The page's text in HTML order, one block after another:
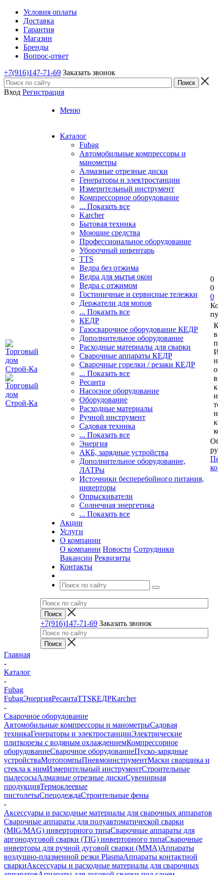
Условия оплаты
Доставка
Гарантия
Магазин
Бренды
Вопрос-ответ
+7(916)147-71-69 Заказать звонок
Вход Регистрация
Меню
Каталог
Fubag
Автомобильные компрессоры и
манометры
Алмазные отрезные диски
Генераторы и электростанции
Измерительный инструмент
Компрессорное оборудование
... Показать все
Karcher
Бытовая техника
Моющие средства
Профессиональное оборудование
Уборочный инвентарь
TTS
Ведра без отжима
Ведра для мытья окон
Ведра с отжимом
Гостиничные и сервисные тележки
Держатели для мопов
... Показать все
КЕДР
Газосварочное оборудование КЕДР
Дополнительное оборудование
Расходные материалы для сварки
Сварочные аппараты КЕДР
Сварочные горелки / резаки КЕДР
... Показать все
Ресанта
Насосное оборудование
Оборудование
Расходные материалы
Ручной инструмент
Садовая техника
... Показать все
Энергия
АКБ, зарядные устройства
Дополнительное оборудование,
ЛАТРы
Источники бесперебойного питания,
инверторы
Опрыскиватели
Солнечная энергетика
... Показать все
Акции
Услуги
О компании
О компании Новости Сотрудники
Вакансии Реквизиты
Контакты
+7(916)147-71-69 Заказать звонок
0
0
0
Главная
-
Каталог
-
Fubag
FubagЭнергияРесантаTTSКЕДРKarcher
-
Сварочное оборудование
Автомобильные компрессоры и манометрыСадовая
техникаГенераторы и электростанцииЭлектрические
плиткорезы с водяным охлаждениемКомпрессорное
оборудованиеСварочное оборудованиеПуско-зарядные
устройстваМотопомпыПневмоинструментМаски сварщика и
стекла к нимИзмерительный инструментСтроительные
пылесосыАлмазные отрезные дискиСувенирная
продукцияТермоклеевые
пистолетыСпецодеждаСтроительные фены
-
Аксессуары и расходные материалы для сварочных аппаратов
Сварочные аппараты для полуавтоматической сварки
(MIG/MAG) инверторного типаСварочные аппараты для
аргонодуговой сварки (TIG) инверторного типаСварочные
инверторы для ручной дуговой сварки (MMA)Аппараты
воздушно-плазменной резки PlasmaАппараты контактной
сваркиАксессуары и расходные материалы для сварочных